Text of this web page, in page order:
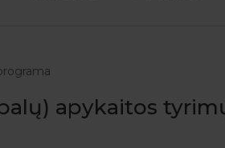
apykaitos